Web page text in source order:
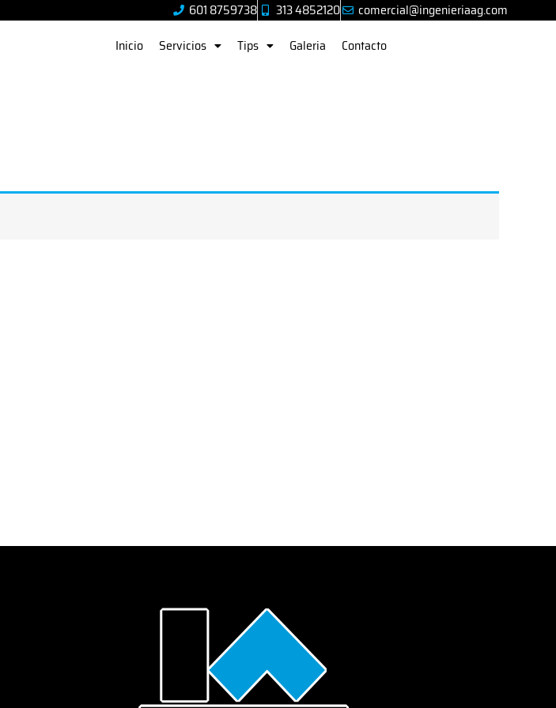
601 8759738 313 4852120
comercial@ingenieriaag.com
Inicio
Servicios Tips Galeria Contacto